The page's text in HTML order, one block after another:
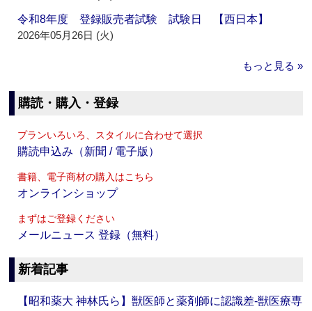
令和8年度 登録販売者試験 試験日 【西日本】
2026年05月26日 (火)
もっと見る »
購読・購入・登録
プランいろいろ、スタイルに合わせて選択
購読申込み（新聞 / 電子版）
書籍、電子商材の購入はこちら
オンラインショップ
まずはご登録ください
メールニュース 登録（無料）
新着記事
【昭和薬大 神林氏ら】獣医師と薬剤師に認識差‐獣医療専